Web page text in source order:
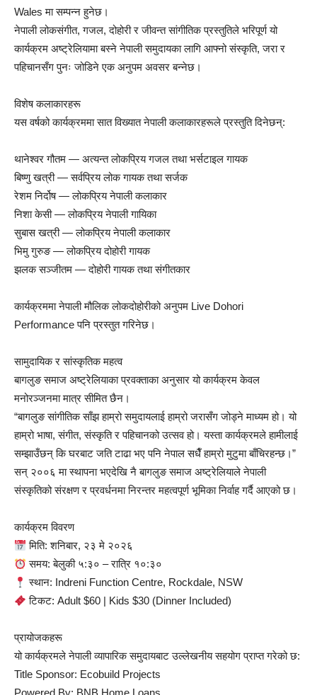
Wales मा सम्पन्न हुनेछ।
नेपाली लोकसंगीत, गजल, दोहोरी र जीवन्त सांगीतिक प्रस्तुतिले भरिपूर्ण यो
कार्यक्रम अष्ट्रेलियामा बस्ने नेपाली समुदायका लागि आफ्नो संस्कृति, जरा र
पहिचानसँग पुनः जोडिने एक अनुपम अवसर बन्नेछ।
विशेष कलाकारहरू
यस वर्षको कार्यक्रममा सात विख्यात नेपाली कलाकारहरूले प्रस्तुति दिनेछन्:
थानेश्वर गौतम — अत्यन्त लोकप्रिय गजल तथा भर्सटाइल गायक
बिष्णु खत्री — सर्वप्रिय लोक गायक तथा सर्जक
रेशम निर्दोष — लोकप्रिय नेपाली कलाकार
निशा केसी — लोकप्रिय नेपाली गायिका
सुबास खत्री — लोकप्रिय नेपाली कलाकार
भिमु गुरुङ — लोकप्रिय दोहोरी गायक
झलक सञ्जीतम — दोहोरी गायक तथा संगीतकार
कार्यक्रममा नेपाली मौलिक लोकदोहोरीको अनुपम Live Dohori
Performance पनि प्रस्तुत गरिनेछ।
सामुदायिक र सांस्कृतिक महत्व
बागलुङ समाज अष्ट्रेलियाका प्रवक्ताका अनुसार यो कार्यक्रम केवल
मनोरञ्जनमा मात्र सीमित छैन।
“बागलुङ सांगीतिक साँझ हाम्रो समुदायलाई हाम्रो जरासँग जोड्ने माध्यम हो। यो
हाम्रो भाषा, संगीत, संस्कृति र पहिचानको उत्सव हो। यस्ता कार्यक्रमले हामीलाई
सम्झाउँछन् कि घरबाट जति टाढा भए पनि नेपाल सधैँ हाम्रो मुटुमा बाँचिरहन्छ।”
सन् २००६ मा स्थापना भएदेखि नै बागलुङ समाज अष्ट्रेलियाले नेपाली
संस्कृतिको संरक्षण र प्रवर्धनमा निरन्तर महत्वपूर्ण भूमिका निर्वाह गर्दै आएको छ।
कार्यक्रम विवरण
मिति: शनिबार, २३ मे २०२६
समय: बेलुकी ५:३० – रात्रि १०:३०
स्थान: Indreni Function Centre, Rockdale, NSW
टिकट: Adult $60 | Kids $30 (Dinner Included)
प्रायोजकहरू
यो कार्यक्रमले नेपाली व्यापारिक समुदायबाट उल्लेखनीय सहयोग प्राप्त गरेको छ:
Title Sponsor: Ecobuild Projects
Powered By: BNB Home Loans